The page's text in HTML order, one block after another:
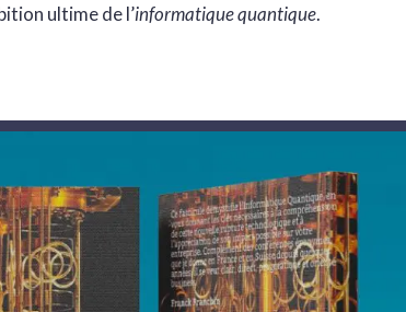
ultime de l’informatique quantique.